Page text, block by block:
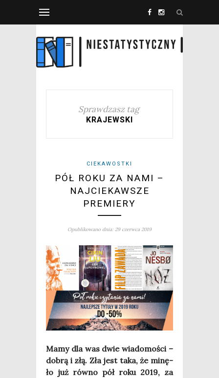
Sprawdzasz tag
KRAJEWSKI
CIEKAWOSTKI
PÓŁ ROKU ZA NAMI –
NAJCIEKAWSZE
PREMIERY
Opublikowano dnia: 29 czerwca 2019
Mamy dla was dwie wia­do­mo­ści –
dobrą i złą. Zła jest taka, że minę­
ło już rów­no pół roku 2019, za